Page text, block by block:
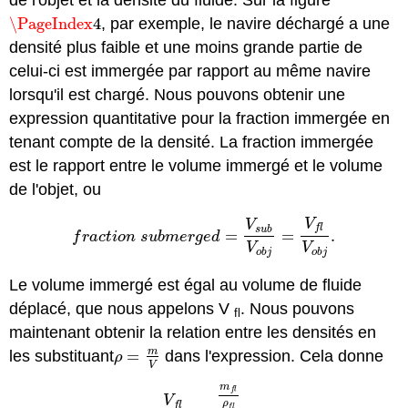
\PageIndex4
\PageIndex4, par exemple, le navire déchargé a une
densité plus faible et une moins grande partie de
celui-ci est immergée par rapport au même navire
lorsqu'il est chargé. Nous pouvons obtenir une
expression quantitative pour la fraction immergée en
tenant compte de la densité. La fraction immergée
est le rapport entre le volume immergé et le volume
de l'objet, ou
fraction submerged =
Vsub
Vobj
=
Vfl
Vobj
.
fractionsubmerged=Vs ubVo bj= VflVo
Le volume immergé est égal au volume de fluide
déplacé, que nous appelons Vfl . Nous pouvons
maintenant obtenir la relation entre les densités en
les substituantρ =
m
V
ρ =mV dans l'expression. Cela donne
Vfl
m fl
ρ